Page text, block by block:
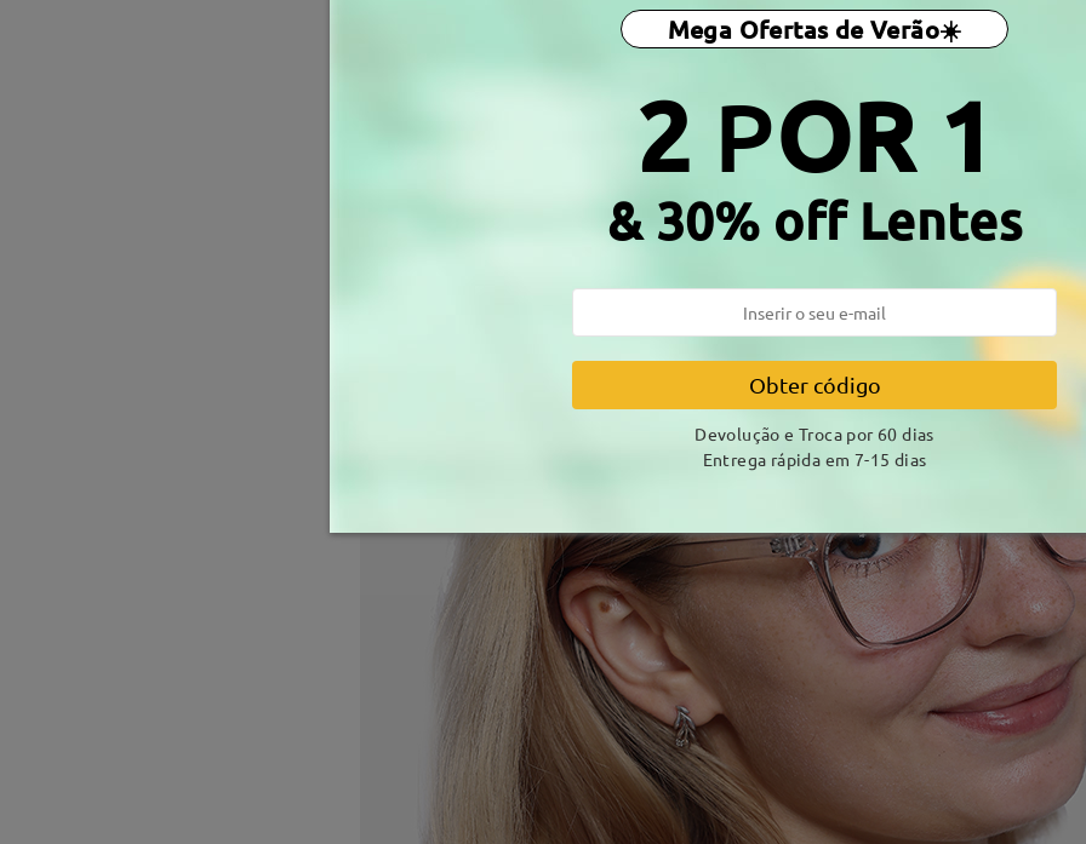
Mega Ofertas de Verão☀️
2 POR 1
& 30% off Lentes
Obter código
Devolução e Troca por 60 dias
Entrega rápida em 7-15 dias